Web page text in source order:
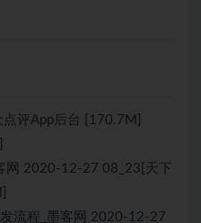
评App后台 [170.7M]
2020-12-27 08_23[天下
程_墨客网 2020-12-27